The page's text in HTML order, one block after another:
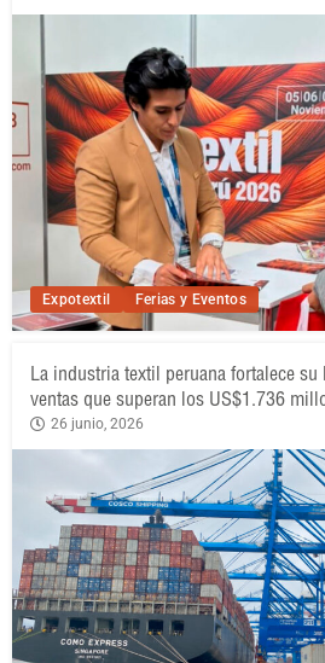
Expotextil Ferias y Eventos
La industria textil peruana fortalece
ventas que superan los US$1.736
26 junio, 2026